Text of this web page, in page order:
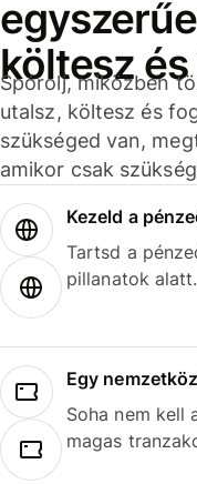
költesz
Spórolj, miközben
utalsz, költesz és
szükséged van,
amikor csak
Kezeld a
Tartsd a
pillanatok alatt.
Egy
Soha nem kell
magas